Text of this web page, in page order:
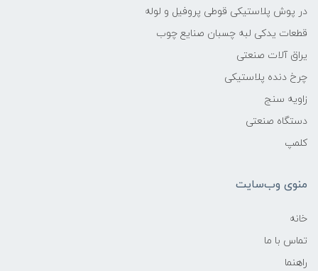
در پوش پلاستیکی قوطی پروفیل و لوله
قطعات یدکی لبه چسبان صنایع چوب
یراق آلات صنعتی
چرخ دنده پلاستیکی
زاویه سنج
دستگاه صنعتی
کلمپ
منوی وب‌سایت
خانه
تماس با ما
راهنما